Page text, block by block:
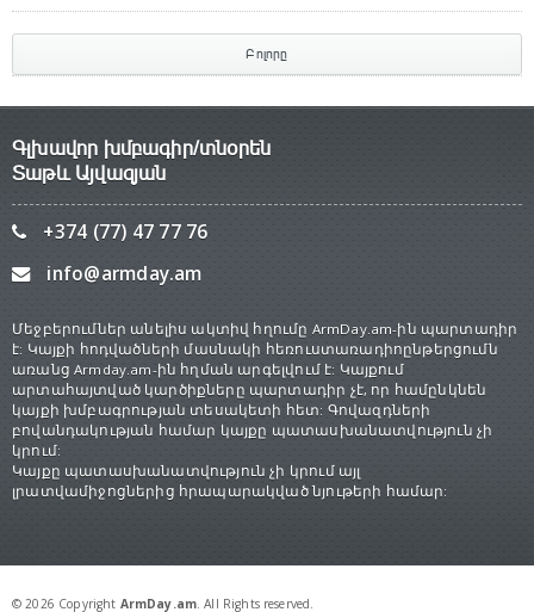
Բոլորը
Գլխավոր խմբագիր/տնօրեն
Տաթև Այվազյան
+374 (77) 47 77 76
info@armday.am
Մեջբերումներ անելիս ակտիվ հղումը ArmDay.am-ին պարտադիր
է: Կայքի հոդվածների մասնակի հեռուստառադիոընթերցումն
առանց Armday.am-ին հղման արգելվում է: Կայքում
արտահայտված կարծիքները պարտադիր չէ, որ համընկնեն
կայքի խմբագրության տեսակետի հետ: Գովազդների
բովանդակության համար կայքը պատասխանատվություն չի
կրում:
Կայքը պատասխանատվություն չի կրում այլ
լրատվամիջոցներից հրապարակված նյութերի համար:
© 2026 Copyright ArmDay.am . All Rights reserved.